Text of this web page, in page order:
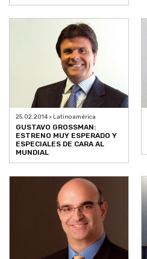
25.02.2014 > Latinoamérica
GUSTAVO GROSSMAN:
ESTRENO MUY ESPERADO Y
ESPECIALES DE CARA AL
MUNDIAL